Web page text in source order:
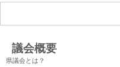
議会概要
県議会とは？